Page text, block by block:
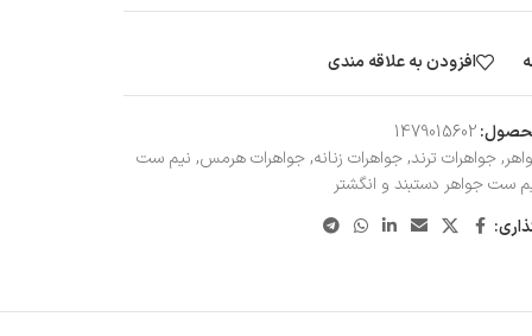
افزودن به علاقه مندی
1479015602
, جواهرات ترند, جواهرات زنانه, جواهرات هرمس, نیم ست
ست جواهر دستبند و انگشتر